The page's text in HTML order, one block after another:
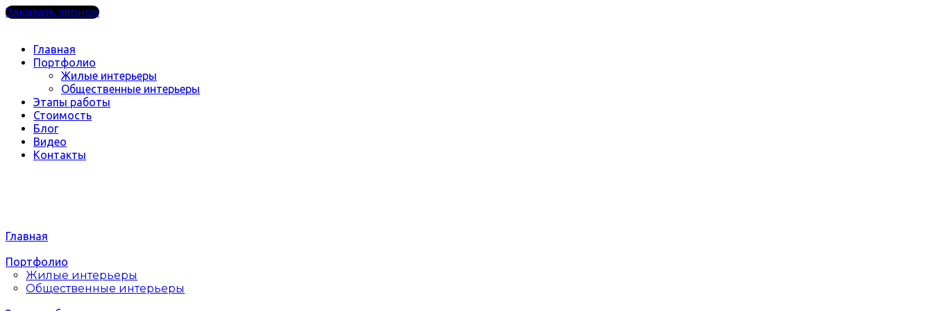
Заказать звонок
Главная
Портфолио
Жилые интерьеры
Общественные интерьеры
Этапы работы
Стоимость
Блог
Видео
Контакты
Главная
Портфолио
Жилые интерьеры
Общественные интерьеры